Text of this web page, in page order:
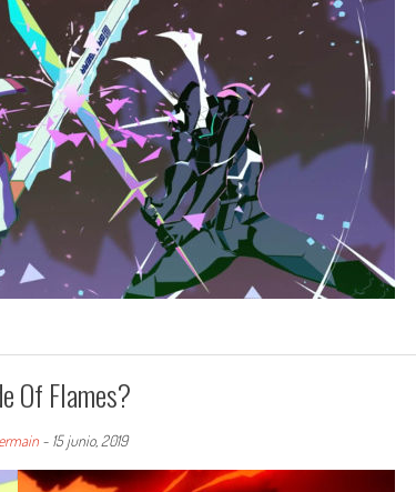
Of Flames?
- 15 junio, 2019